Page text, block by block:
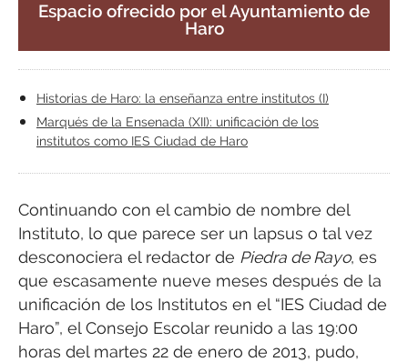
Espacio ofrecido por el Ayuntamiento de
Haro
Historias de Haro: la enseñanza entre institutos (I)
Marqués de la Ensenada (XII): unificación de los
institutos como IES Ciudad de Haro
Continuando con el cambio de nombre del
Instituto, lo que parece ser un lapsus o tal vez
desconociera el redactor de Piedra de Rayo, es
que escasamente nueve meses después de la
unificación de los Institutos en el “IES Ciudad de
Haro”, el Consejo Escolar reunido a las 19:00
horas del martes 22 de enero de 2013, pudo,